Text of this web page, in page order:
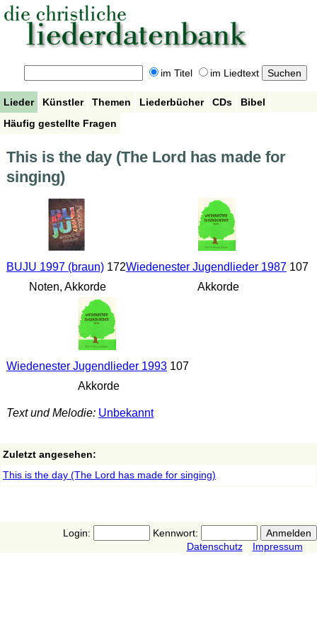
im Titel im Liedtext
Lieder Künstler Themen Liederbücher CDs
Bibel
Häufig gestellte Fragen
This is the day (The Lord has made for
singing)
BUJU 1997 (braun)172
Noten, Akkorde
Wiedenester Jugendlieder 1987107
Akkorde
Wiedenester Jugendlieder 1993107
Akkorde
Text und Melodie: Unbekannt
Zuletzt angesehen:
This is the day (The Lord has made for singing)
Login:
Kennwort:
Datenschutz
Impressum